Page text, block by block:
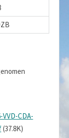
CDA-
(37.8K)